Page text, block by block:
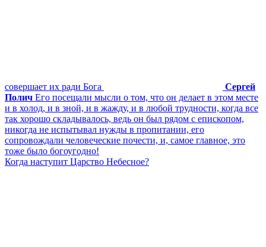
совершает их ради Бога
Сергей
Полич Его посещали мысли о том, что он делает в этом месте
и в холод, и в зной, и в жажду, и в любой трудности, когда все
так хорошо складывалось, ведь он был рядом с епископом,
никогда не испытывал нужды в пропитании, его
сопровождали человеческие почести, и, самое главное, это
тоже было богоугодно!
Когда наступит Царство Небесное?